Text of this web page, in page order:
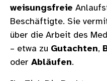
weisungsfreie
Beschäftigte. Sie
über die Arbeit des
– etwa zu Gutachten,
oder Abläufen.